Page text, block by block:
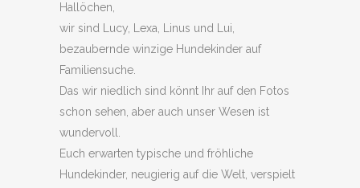
Hallöchen,
wir sind Lucy, Lexa, Linus und Lui,
bezaubernde winzige Hundekinder auf
Familiensuche.
Das wir niedlich sind könnt Ihr auf den Fotos
schon sehen, aber auch unser Wesen ist
wundervoll.
Euch erwarten typische und fröhliche
Hundekinder, neugierig auf die Welt, verspielt